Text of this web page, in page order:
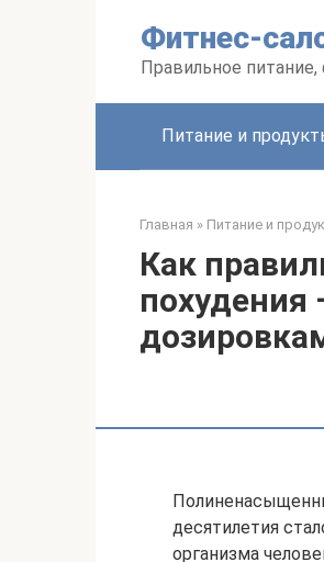
Фитнес-
Правильное
Питание и
Главная » Питание и
Как
похудения
десятилетия
организма